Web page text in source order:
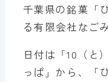
千葉県の銘菓「
る有限会社なご
日付は「10（と
っぱ」から、「